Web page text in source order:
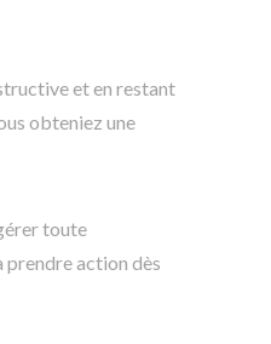
et en restant
obteniez une
toute
prendre action dès